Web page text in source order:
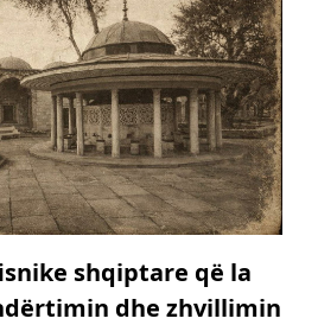
shqiptare që la
dhe zhvillimin